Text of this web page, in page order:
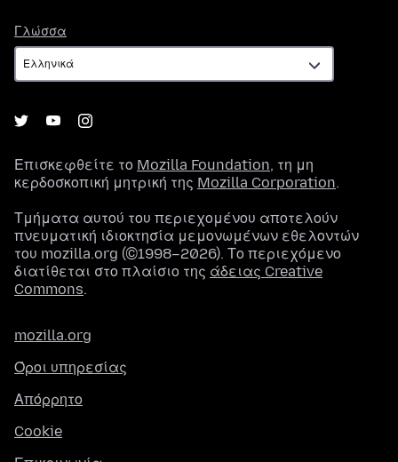
Γλώσσα
Επισκεφθείτε το Mozilla Foundation, τη μη
κερδοσκοπική μητρική της Mozilla Corporation.
Τμήματα αυτού του περιεχομένου αποτελούν
πνευματική ιδιοκτησία μεμονωμένων εθελοντών
του mozilla.org (©1998–2026). Το περιεχόμενο
διατίθεται στο πλαίσιο της άδειας Creative
Commons.
mozilla.org
Όροι υπηρεσίας
Απόρρητο
Cookie